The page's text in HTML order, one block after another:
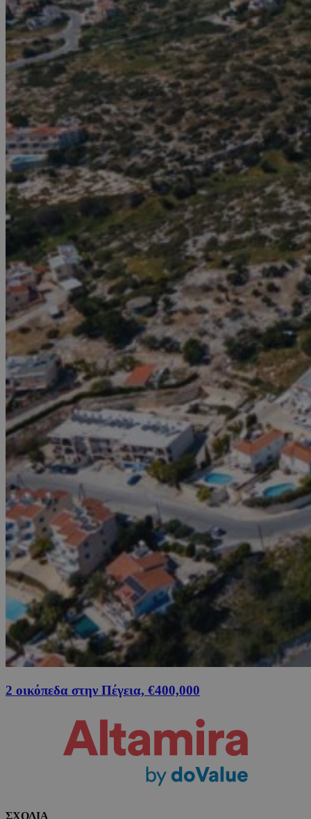
2 οικόπεδα στην Πέγεια, €400,000
ΣΧΟΛΙΑ